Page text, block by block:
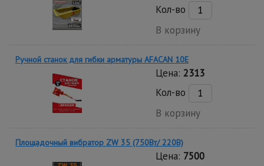
Кол-во
В корзину
Ручной станок для гибки арматуры AFACAN 10E
Цена: 2313
Кол-во
В корзину
Площадочный вибратор ZW 35 (750Вт/ 220В)
Цена: 7500